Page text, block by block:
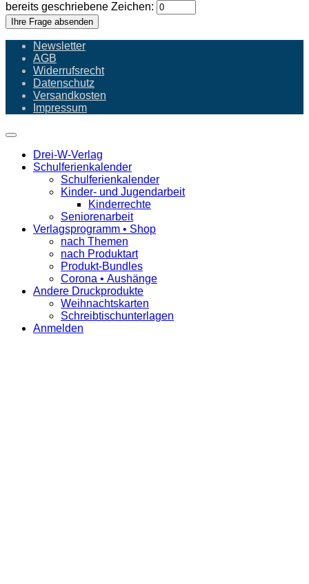
bereits geschriebene Zeichen:
Ihre Frage absenden
Newsletter
AGB
Widerrufsrecht
Datenschutz
Versandkosten
Impressum
Drei-W-Verlag
Schulferienkalender
Schulferienkalender
Kinder- und Jugendarbeit
Kinderrechte
Seniorenarbeit
Verlagsprogramm • Shop
nach Themen
nach Produktart
Produkt-Bundles
Corona • Aushänge
Andere Druckprodukte
Weihnachtskarten
Schreibtischunterlagen
Anmelden